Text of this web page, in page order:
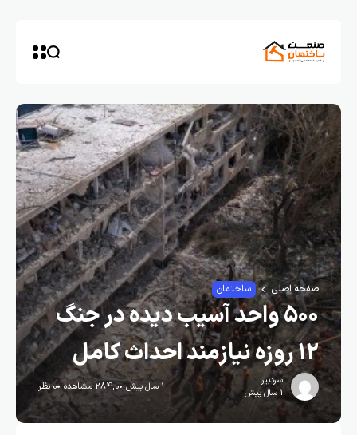
صفحه اصلی ساختمان
۵۰۰ واحد آسیب دیده در جنگ
۱۲ روزه نیازمند احداث کامل
سردبیر
1 سال پیش
1 سال پیش 284,0 مشاهده 0 نظر